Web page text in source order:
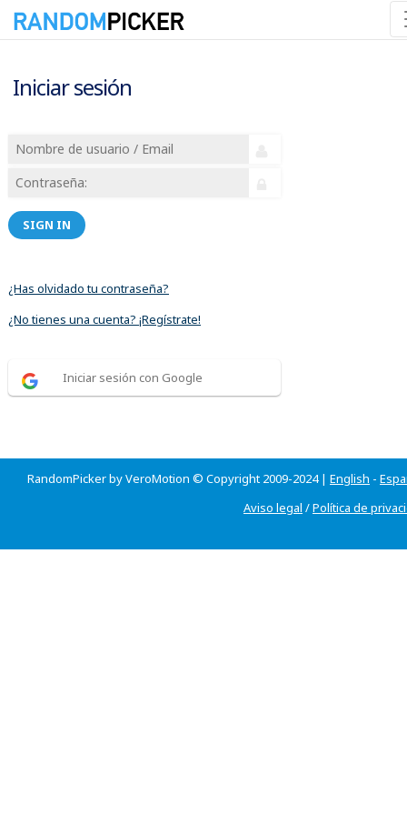
Iniciar sesión
SIGN IN
¿Has olvidado tu contraseña?
¿No tienes una cuenta? ¡Regístrate!
Iniciar sesión con Google
RandomPicker by VeroMotion © Copyright 2009-2024 | English -
Aviso legal /Política de